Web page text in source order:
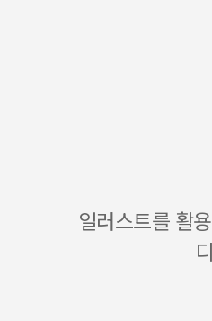
일러스트를 활